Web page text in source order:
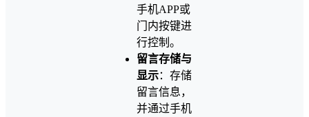
手机APP或
门内按键进
行控制。
留言存储与
显示：存储
留言信息，
并通过手机